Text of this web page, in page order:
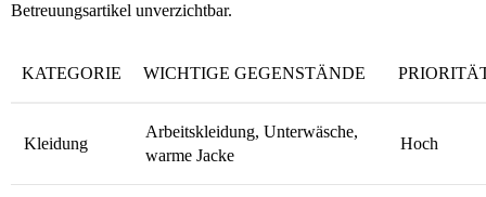
Betreuungsartikel unverzichtbar.
KATEGORIE WICHTIGE GEGENSTÄNDE
Kleidung
Arbeitskleidung, Unterwäsche,
warme Jacke
Hoch